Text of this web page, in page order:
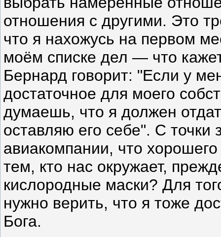
отношения с другими. Это
что я нахожусь на первом
моём списке дел — что
Бернард говорит: "Если у
достаточное для моего
думаешь, что я должен
оставляю его себе". С точки
авиакомпании, что
тем, кто нас окружает,
кислородные маски? Для
нужно верить, что я тоже
Бога.